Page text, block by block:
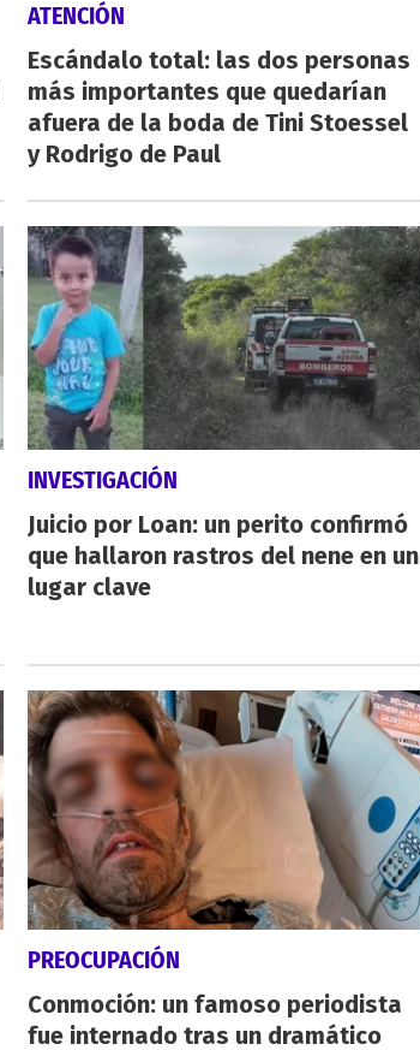
ATENCIÓN
Escándalo total: las dos personas
más importantes que quedarían
afuera de la boda de Tini Stoessel
y Rodrigo de Paul
INVESTIGACIÓN
Juicio por Loan: un perito confirmó
que hallaron rastros del nene en un
lugar clave
PREOCUPACIÓN
Conmoción: un famoso periodista
fue internado tras un dramático